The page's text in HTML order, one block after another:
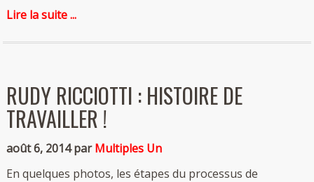
Lire la suite ...
RUDY RICCIOTTI : HISTOIRE DE
TRAVAILLER !
août 6, 2014 parMultiples Un
En quelques photos, les étapes du processus de